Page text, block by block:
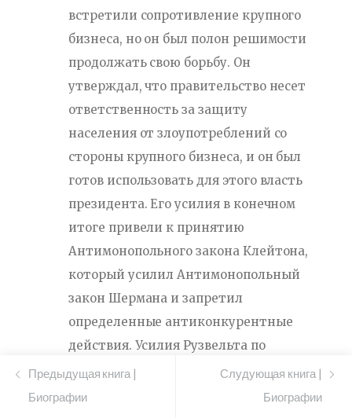
Слудующая книга |
Биографии
Предыдущая книга |
Биографии
встретили сопротивление крупного
бизнеса, но он был полон решимости
продолжать свою борьбу. Он
утверждал, что правительство несет
ответственность за защиту
населения от злоупотреблений со
стороны крупного бизнеса, и он был
готов использовать для этого власть
президента. Его усилия в конечном
итоге привели к принятию
Антимонопольного закона Клейтона,
который усилил Антимонопольный
закон Шермана и запретил
определенные антиконкурентные
действия. Усилия Рузвельта по
подрыву доверия были важным
шагом вперед в регулировании